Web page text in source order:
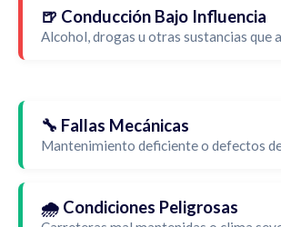
🍺 Conducción Bajo Influencia
Alcohol, drogas u otras sustancias que
🔧 Fallas Mecánicas
Mantenimiento deficiente o defectos
🌧️ Condiciones Peligrosas